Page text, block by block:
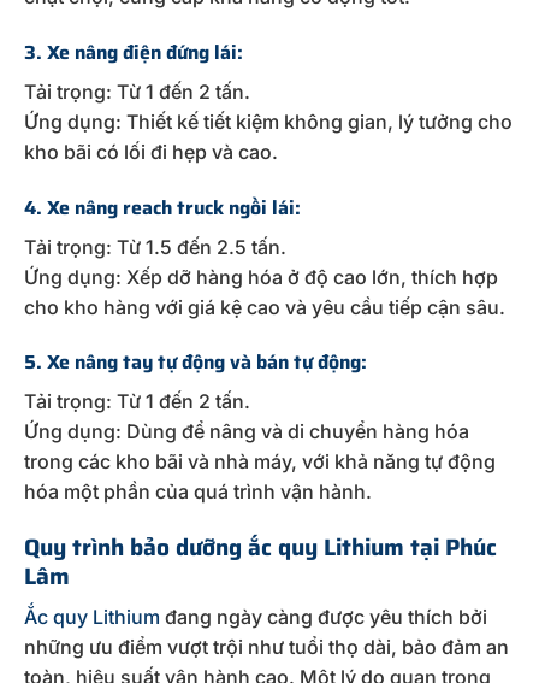
3. Xe nâng điện đứng lái:
Tải trọng: Từ 1 đến 2 tấn.
Ứng dụng: Thiết kế tiết kiệm không gian, lý tưởng cho
kho bãi có lối đi hẹp và cao.
4. Xe nâng reach truck ngồi lái:
Tải trọng: Từ 1.5 đến 2.5 tấn.
Ứng dụng: Xếp dỡ hàng hóa ở độ cao lớn, thích hợp
cho kho hàng với giá kệ cao và yêu cầu tiếp cận sâu.
5. Xe nâng tay tự động và bán tự động:
Tải trọng: Từ 1 đến 2 tấn.
Ứng dụng: Dùng để nâng và di chuyển hàng hóa
trong các kho bãi và nhà máy, với khả năng tự động
hóa một phần của quá trình vận hành.
Quy trình bảo dưỡng ắc quy Lithium tại Phúc
Lâm
Ắc quy Lithium đang ngày càng được yêu thích bởi
những ưu điểm vượt trội như tuổi thọ dài, bảo đảm an
toàn, hiệu suất vận hành cao. Một lý do quan trọng